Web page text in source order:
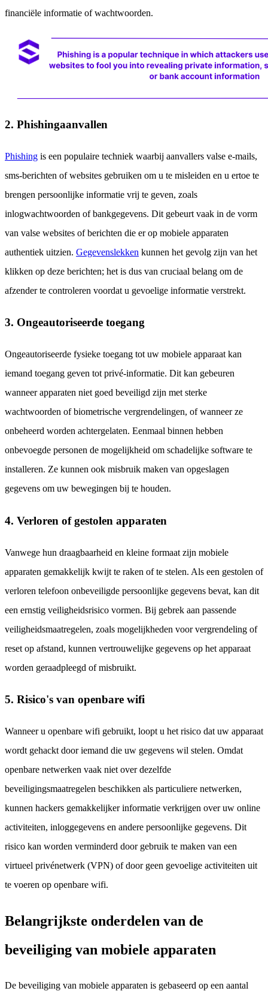
financiële informatie of wachtwoorden.
2. Phishingaanvallen
Phishing is een populaire techniek waarbij aanvallers valse e-mails,
sms-berichten of websites gebruiken om u te misleiden en u ertoe te
brengen persoonlijke informatie vrij te geven, zoals
inlogwachtwoorden of bankgegevens. Dit gebeurt vaak in de vorm
van valse websites of berichten die er op mobiele apparaten
authentiek uitzien. Gegevenslekken kunnen het gevolg zijn van het
klikken op deze berichten; het is dus van cruciaal belang om de
afzender te controleren voordat u gevoelige informatie verstrekt.
3. Ongeautoriseerde toegang
Ongeautoriseerde fysieke toegang tot uw mobiele apparaat kan
iemand toegang geven tot privé-informatie. Dit kan gebeuren
wanneer apparaten niet goed beveiligd zijn met sterke
wachtwoorden of biometrische vergrendelingen, of wanneer ze
onbeheerd worden achtergelaten. Eenmaal binnen hebben
onbevoegde personen de mogelijkheid om schadelijke software te
installeren. Ze kunnen ook misbruik maken van opgeslagen
gegevens om uw bewegingen bij te houden.
4. Verloren of gestolen apparaten
Vanwege hun draagbaarheid en kleine formaat zijn mobiele
apparaten gemakkelijk kwijt te raken of te stelen. Als een gestolen of
verloren telefoon onbeveiligde persoonlijke gegevens bevat, kan dit
een ernstig veiligheidsrisico vormen. Bij gebrek aan passende
veiligheidsmaatregelen, zoals mogelijkheden voor vergrendeling of
reset op afstand, kunnen vertrouwelijke gegevens op het apparaat
worden geraadpleegd of misbruikt.
5. Risico's van openbare wifi
Wanneer u openbare wifi gebruikt, loopt u het risico dat uw apparaat
wordt gehackt door iemand die uw gegevens wil stelen. Omdat
openbare netwerken vaak niet over dezelfde
beveiligingsmaatregelen beschikken als particuliere netwerken,
kunnen hackers gemakkelijker informatie verkrijgen over uw online
activiteiten, inloggegevens en andere persoonlijke gegevens. Dit
risico kan worden verminderd door gebruik te maken van een
virtueel privénetwerk (VPN) of door geen gevoelige activiteiten uit
te voeren op openbare wifi.
Belangrijkste onderdelen van de
beveiliging van mobiele apparaten
De beveiliging van mobiele apparaten is gebaseerd op een aantal